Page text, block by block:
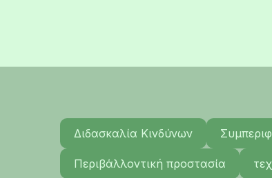
Διδασκαλία Κινδύνων
Περιβάλλοντική προστασία